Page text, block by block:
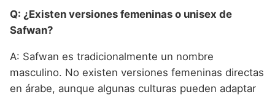
Q: ¿Existen versiones femeninas o unisex de
Safwan?
A: Safwan es tradicionalmente un nombre
masculino. No existen versiones femeninas directas
en árabe, aunque algunas culturas pueden adaptar